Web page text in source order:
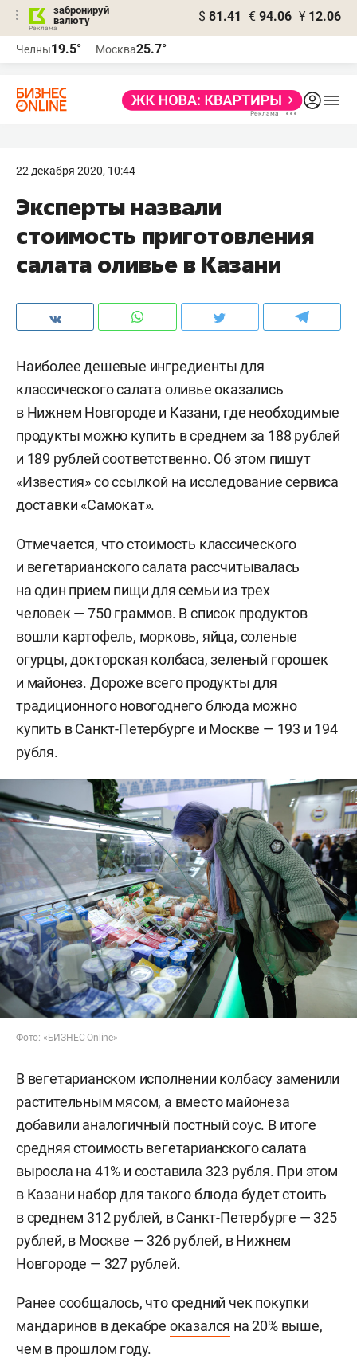
забронируй
валюту
$ 81.41 € 94.06 ¥ 12.06
Челны19.5° Москва25.7°
22 декабря 2020, 10:44
Эксперты назвали
стоимость приготовления
салата оливье в Казани
Наиболее дешевые ингредиенты для
классического салата оливье оказались
в Нижнем Новгороде и Казани, где необходимые
продукты можно купить в среднем за 188 рублей
и 189 рублей соответственно. Об этом пишут
«Известия» со ссылкой на исследование сервиса
доставки «Самокат».
Отмечается, что стоимость классического
и вегетарианского салата рассчитывалась
на один прием пищи для семьи из трех
человек — 750 граммов. В список продуктов
вошли картофель, морковь, яйца, соленые
огурцы, докторская колбаса, зеленый горошек
и майонез. Дороже всего продукты для
традиционного новогоднего блюда можно
купить в Санкт-Петербурге и Москве — 193 и 194
рубля.
Фото: «БИЗНЕС Online»
В вегетарианском исполнении колбасу заменили
растительным мясом, а вместо майонеза
добавили аналогичный постный соус. В итоге
средняя стоимость вегетарианского салата
выросла на 41% и составила 323 рубля. При этом
в Казани набор для такого блюда будет стоить
в среднем 312 рублей, в Санкт-Петербурге — 325
рублей, в Москве — 326 рублей, в Нижнем
Новгороде — 327 рублей.
Ранее сообщалось, что средний чек покупки
мандаринов в декабре оказался на 20% выше,
чем в прошлом году.